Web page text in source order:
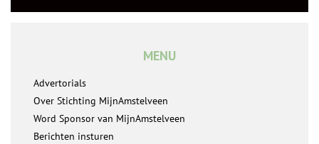
MENU
Advertorials
Over Stichting MijnAmstelveen
Word Sponsor van MijnAmstelveen
Berichten insturen